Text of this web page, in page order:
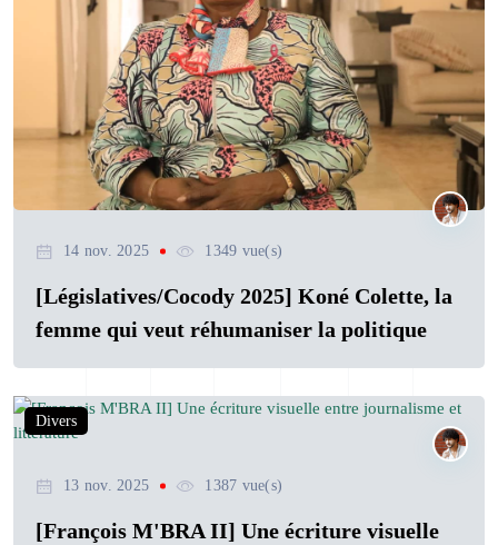
14 nov. 2025 1349 vue(s)
[Législatives/Cocody 2025] Koné Colette, la
femme qui veut réhumaniser la politique
Divers
13 nov. 2025 1387 vue(s)
[François M'BRA II] Une écriture visuelle